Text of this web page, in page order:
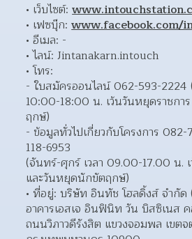
เว็บไซต์:
เฟซบุ๊ก: www.facebook.com/
อีเมล: -
ไลน์: Jintanakarn.intouch
โทร:
- ใบสมัครออนไลน์ 062-593-2224
10:00-18:00 น. เว้นวันหยุดราชกา
ฤกษ์)
- ข้อมูลทั่วไปเกี่ยวกับโครงการ
118-6953
(จันทร์-ศุกร์ เวลา 09.00-17.00 น.
และวันหยุดนักขัตฤกษ์)
ที่อยู่: บริษัท อินทัช โฮลดิ้งส์ จำกัด
อาคารเอสเจ อินฟินิท วัน บิสซิเนส
ถนนวิภาวดีรังสิต แขวงจอมพล เขต